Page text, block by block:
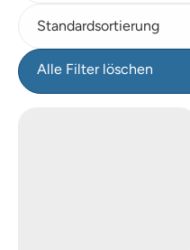
Standardsortierung
Alle Filter löschen